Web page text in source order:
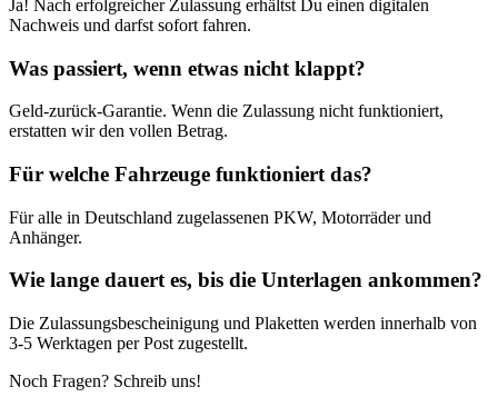
Ja! Nach erfolgreicher Zulassung erhältst Du einen digitalen
Nachweis und darfst sofort fahren.
Was passiert, wenn etwas nicht klappt?
Geld-zurück-Garantie. Wenn die Zulassung nicht funktioniert,
erstatten wir den vollen Betrag.
Für welche Fahrzeuge funktioniert das?
Für alle in Deutschland zugelassenen PKW, Motorräder und
Anhänger.
Wie lange dauert es, bis die Unterlagen ankommen?
Die Zulassungsbescheinigung und Plaketten werden innerhalb von
3-5 Werktagen per Post zugestellt.
Noch Fragen? Schreib uns!